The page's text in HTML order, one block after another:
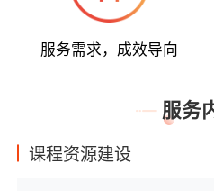
服务需求，成效导向
服务
课程资源建设